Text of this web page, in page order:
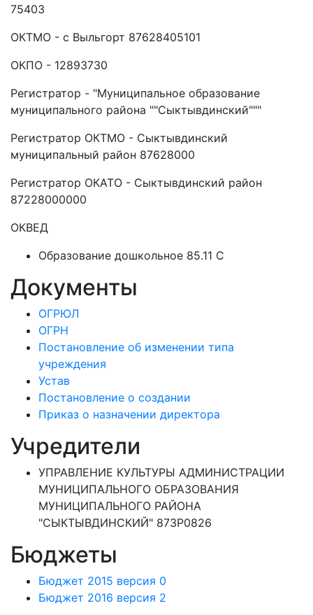
75403
ОКТМО - с Выльгорт 87628405101
ОКПО - 12893730
Регистратор - "Муниципальное образование
муниципального района ""Сыктывдинский"""
Регистратор ОКТМО - Сыктывдинский
муниципальный район 87628000
Регистратор ОКАТО - Сыктывдинский район
87228000000
ОКВЕД
Образование дошкольное 85.11 C
Документы
ОГРЮЛ
ОГРН
Постановление об изменении типа
учреждения
Устав
Постановление о создании
Приказ о назначении директора
Учредители
УПРАВЛЕНИЕ КУЛЬТУРЫ АДМИНИСТРАЦИИ
МУНИЦИПАЛЬНОГО ОБРАЗОВАНИЯ
МУНИЦИПАЛЬНОГО РАЙОНА
"СЫКТЫВДИНСКИЙ" 873Р0826
Бюджеты
Бюджет 2015 версия 0
Бюджет 2016 версия 2